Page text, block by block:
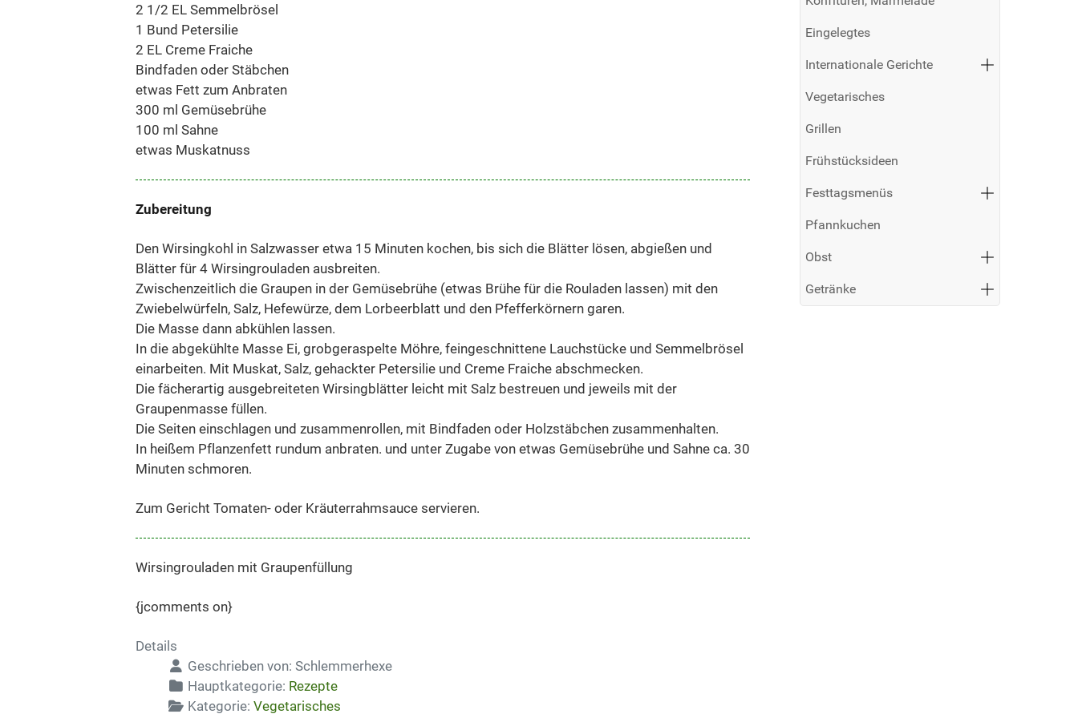
2 1/2 EL Semmelbrösel
1 Bund Petersilie
2 EL Creme Fraiche
Bindfaden oder Stäbchen
etwas Fett zum Anbraten
300 ml Gemüsebrühe
100 ml Sahne
etwas Muskatnuss
Zubereitung
Den Wirsingkohl in Salzwasser etwa 15 Minuten kochen, bis sich die Blätter lösen, abgießen und
Blätter für 4 Wirsingrouladen ausbreiten.
Zwischenzeitlich die Graupen in der Gemüsebrühe (etwas Brühe für die Rouladen lassen) mit den
Zwiebelwürfeln, Salz, Hefewürze, dem Lorbeerblatt und den Pfefferkörnern garen.
Die Masse dann abkühlen lassen.
In die abgekühlte Masse Ei, grobgeraspelte Möhre, feingeschnittene Lauchstücke und Semmelbrösel
einarbeiten. Mit Muskat, Salz, gehackter Petersilie und Creme Fraiche abschmecken.
Die fächerartig ausgebreiteten Wirsingblätter leicht mit Salz bestreuen und jeweils mit der
Graupenmasse füllen.
Die Seiten einschlagen und zusammenrollen, mit Bindfaden oder Holzstäbchen zusammenhalten.
In heißem Pflanzenfett rundum anbraten. und unter Zugabe von etwas Gemüsebrühe und Sahne ca. 30
Minuten schmoren.
Zum Gericht Tomaten- oder Kräuterrahmsauce servieren.
Wirsingrouladen mit Graupenfüllung
{jcomments on}
Details
Geschrieben von: Schlemmerhexe
Hauptkategorie: Rezepte
Kategorie: Vegetarisches
Eingelegtes
Internationale Gerichte
Vegetarisches
Grillen
Frühstücksideen
Festtagsmenüs
Pfannkuchen
Obst
Getränke